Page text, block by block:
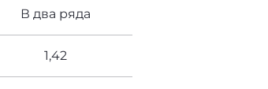
В два ряда
1,42